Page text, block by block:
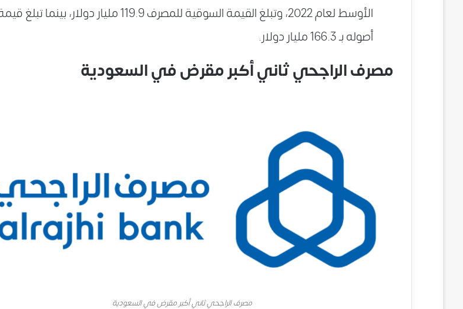
الأوسط لعام 2022، وتبلغ القيمة السوقية للمصرف 119.9 مليار دولار، بينما تبلغ
أصوله بـ 166.3 مليار دولار.
مصرف الراجحي ثاني أكبر مقرض في السعودية
مصرف الراجحي ثاني أكبر مقرض في السعودية